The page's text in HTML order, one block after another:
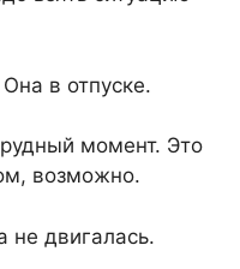
в отпуске.
момент. Это
возможно.
не двигалась.